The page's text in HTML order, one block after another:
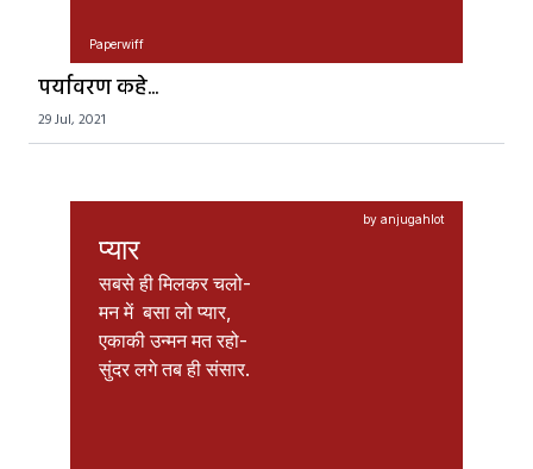
Paperwiff
पर्यावरण कहे...
29 Jul, 2021
प्यार
सबसे ही मिलकर चलो-
मन में  बसा लो प्यार,
एकाकी उन्मन मत रहो-
सुंदर लगे तब ही संसार.
by anjugahlot